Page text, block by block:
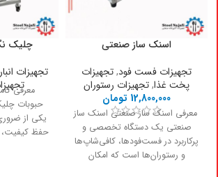
اسنک ساز صنعتی
تجهیزات فست فود,تجهیزات
پخت غذا,تجهیزات رستوران
12,800,000 تومان
معرفی اسنک ساز صنعتی اسنک ساز
صنعتی یک دستگاه تخصصی و
پرکاربرد در فست‌فودها، کافی‌شاپ‌ها
و رستوران‌ها است که امکان
چلیک
تجهیزات انبار
معرفی
حبوبات
یکی از
حفظ کیفیت،